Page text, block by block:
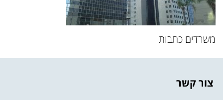
משרדים כתבות
צור קשר